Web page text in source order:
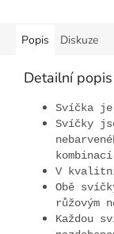
Popis Diskuze
Detailní
Svíčka
Svíčky
V
Obě
růžovým
Každou